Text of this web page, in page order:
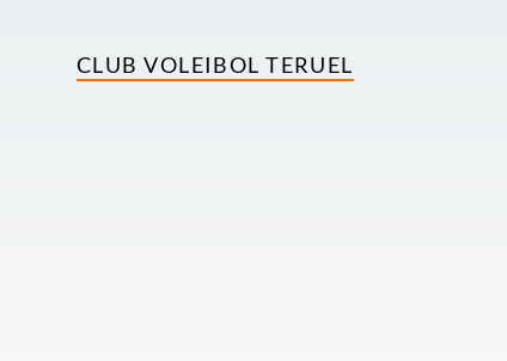
CLUB VOLEIBOL TERUEL